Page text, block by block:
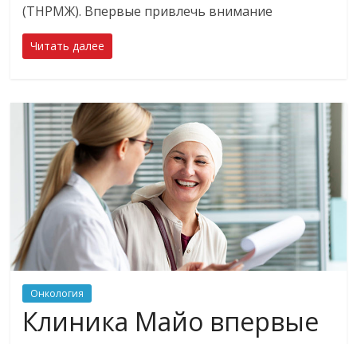
(ТНРМЖ). Впервые привлечь внимание
Читать далее
Онкология
Клиника Майо впервые